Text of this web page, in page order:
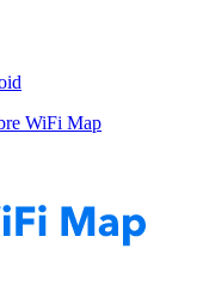
WiFi Map